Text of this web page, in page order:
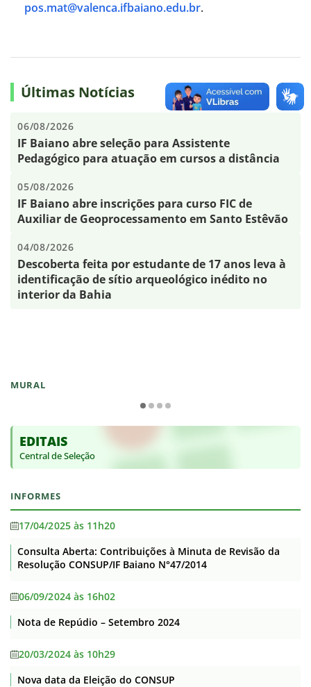
MURAL
EDITAIS
Central de Seleção
INFORMES
17/04/2025 às 11h20
Consulta Aberta: Contribuições à Minuta de Revisão da
Resolução CONSUP/IF Baiano N°47/2014
06/09/2024 às 16h02
Nota de Repúdio – Setembro 2024
20/03/2024 às 10h29
Nova data da Eleição do CONSUP
pos.mat@valenca.ifbaiano.edu.br.
Últimas Notícias
06/08/2026
IF Baiano abre seleção para Assistente
Pedagógico para atuação em cursos a distância
05/08/2026
IF Baiano abre inscrições para curso FIC de
Auxiliar de Geoprocessamento em Santo Estêvão
04/08/2026
Descoberta feita por estudante de 17 anos leva à
identificação de sítio arqueológico inédito no
interior da Bahia